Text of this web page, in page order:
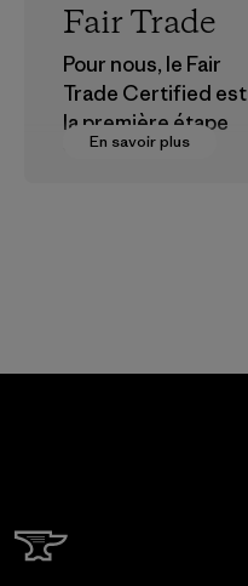
En savoir plus
Fair Trade
Pour nous, le Fair
Trade Certified est
la première étape
vers des